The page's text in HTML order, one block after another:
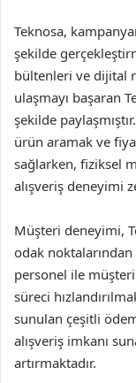
Teknosa,
şekilde
bültenleri ve dijital
ulaşmayı başaran
şekilde
ürün aramak ve
sağlarken, fiziksel
alışveriş deneyimi
Müşteri deneyimi,
odak
personel ile
süreci
sunulan çeşitli
alışveriş imkanı
artırmaktadır.